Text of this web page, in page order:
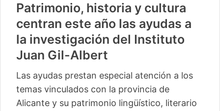
Patrimonio, historia y cultura
centran este año las ayudas a
la investigación del Instituto
Juan Gil-Albert
Las ayudas prestan especial atención a los
temas vinculados con la provincia de
Alicante y su patrimonio lingüístico, literario